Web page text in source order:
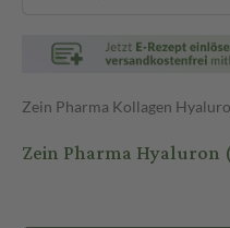
Zein Pharma Kollagen
Zein Pharma Hyaluron